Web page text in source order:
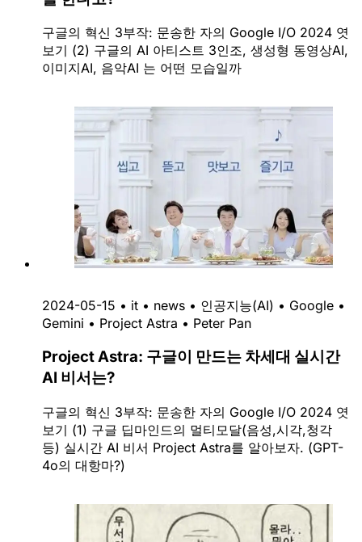
구글의 혁신 3부작: 문송한 자의 Google I/O 2024 엿
보기 (2) 구글의 AI 아티스트 3인조, 생성형 동영상AI,
이미지AI, 음악AI 는 어떤 모습일까
2024-05-15 • it • news • 인공지능(AI) • Google •
Gemini • Project Astra • Peter Pan
Project Astra: 구글이 만드는 차세대 실시간
AI 비서는?
구글의 혁신 3부작: 문송한 자의 Google I/O 2024 엿
보기 (1) 구글 딥마인드의 멀티모달(음성,시각,청각
등) 실시간 AI 비서 Project Astra를 알아보자. (GPT-
4o의 대항마?)